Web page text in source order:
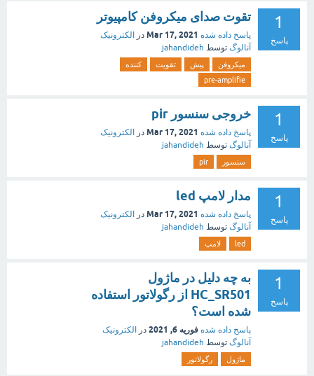
1
پاسخ
تقوت صدای میکروفن کامپیوتر
پاسخ داده شده Mar 17, 2021 در
الکترونیک
آنالوگ توسط jahandideh
میکروفن پیش تقویت
کننده
pre-amplifie
1
پاسخ
خروجی سنسور pir
پاسخ داده شده Mar 17, 2021 در
الکترونیک
آنالوگ توسط jahandideh
سنسور pir
1
پاسخ
مدار لامپ led
پاسخ داده شده Mar 17, 2021 در
الکترونیک
آنالوگ توسط jahandideh
led لامپ
1
پاسخ
به چه دلیل در ماژول
HC_SR501 از رگولاتور استفاده
شده است؟
پاسخ داده شده فوریه 6, 2021 در
الکترونیک
آنالوگ توسط jahandideh
ماژول رگولاتور